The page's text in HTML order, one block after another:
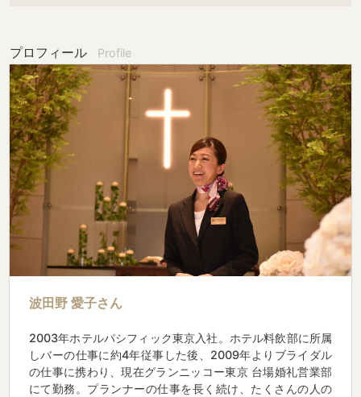
プロフィール Profile
波田野 愛子さん
2003年ホテルパシフィック東京入社。ホテル料飲部に所属
しバーの仕事に約4年従事した後、2009年よりブライダル
の仕事に携わり、現在グランニッコー東京 台場婚礼営業部
にて勤務。プランナーの仕事を長く続け、たくさんの人の